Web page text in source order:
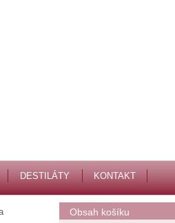
DESTILÁTY KONTAKT
Obsah košíku